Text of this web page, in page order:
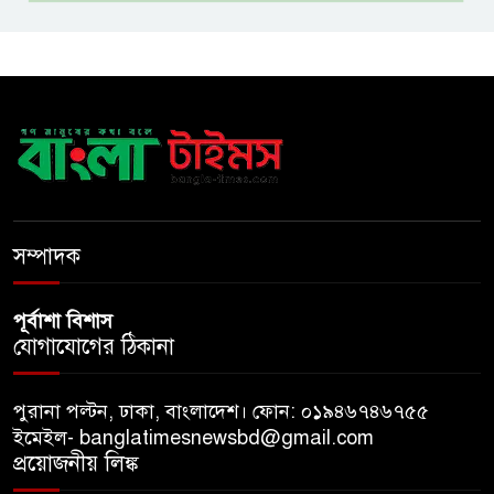
ঢাকায়, দাফন হয়েছে দিল্লিতে:
ভারত সম্ভবত আর শেখ হাসিনাকে
সম্পাদক
পূর্বাশা বিশাস
যোগাযোগের ঠিকানা
পুরানা পল্টন, ঢাকা, বাংলাদেশ। ফোন: ০১৯৪৬৭৪৬৭৫৫
ইমেইল- banglatimesnewsbd@gmail.com
প্রয়োজনীয় লিঙ্ক